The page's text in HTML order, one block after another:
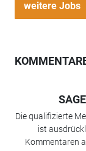
weitere Jobs
Die qualifizierte
ist
Kommentaren